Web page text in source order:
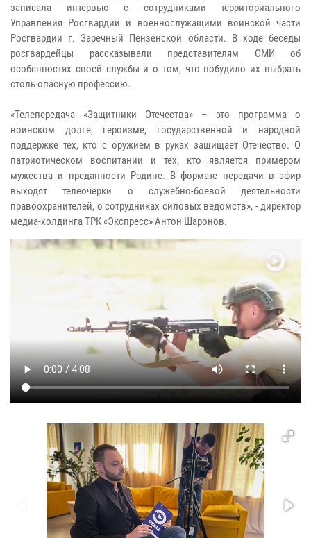
записала интервью с сотрудниками территориального
Управления Росгвардии и военнослужащими воинской части
Росгвардии г. Заречный Пензенской области. В ходе беседы
росгвардейцы рассказывали представителям СМИ об
особенностях своей службы и о том, что побудило их выбрать
столь опасную профессию.
«Телепередача «Защитники Отечества» – это программа о
воинском долге, героизме, государственной и народной
поддержке тех, кто с оружием в руках защищает Отечество. О
патриотическом воспитании и тех, кто является примером
мужества и преданности Родине. В формате передачи в эфир
выходят телеочерки о служебно-боевой деятельности
правоохранителей, о сотрудниках силовых ведомств», - директор
медиа-холдинга ТРК «Экспресс» Антон Шаронов.